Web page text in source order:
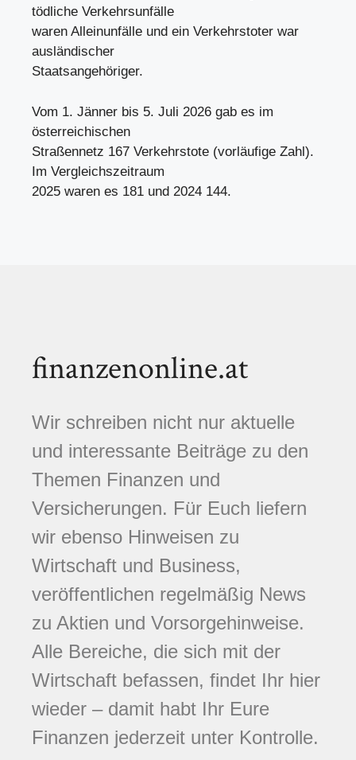
tödliche Verkehrsunfälle
waren Alleinunfälle und ein Verkehrstoter war
ausländischer
Staatsangehöriger.
Vom 1. Jänner bis 5. Juli 2026 gab es im
österreichischen
Straßennetz 167 Verkehrstote (vorläufige Zahl).
Im Vergleichszeitraum
2025 waren es 181 und 2024 144.
finanzenonline.at
Wir schreiben nicht nur aktuelle
und interessante Beiträge zu den
Themen Finanzen und
Versicherungen. Für Euch liefern
wir ebenso Hinweisen zu
Wirtschaft und Business,
veröffentlichen regelmäßig News
zu Aktien und Vorsorgehinweise.
Alle Bereiche, die sich mit der
Wirtschaft befassen, findet Ihr hier
wieder – damit habt Ihr Eure
Finanzen jederzeit unter Kontrolle.